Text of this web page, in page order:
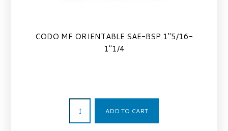
CODO MF ORIENTABLE SAE-BSP 1″5/16-
1″1/4
ADD TO CART